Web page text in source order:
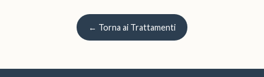
← Torna ai Trattamenti